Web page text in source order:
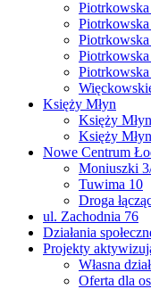
Piotrkowska
Piotrkowska
Księży Młyn
Księży
Księży
Nowe Centrum
Moniuszki
Tuwima 10
Droga
ul. Zachodnia 76
Działania
Projekty
Własna
Oferta dla